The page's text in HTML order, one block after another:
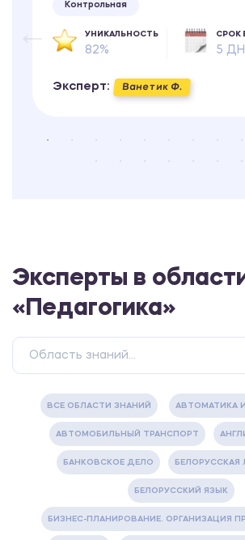
Контрольная
УНИКАЛЬНОСТЬ
82%
СРОК
5
Эксперт: Ванетик Ф.
Эксперты в
«Педагогика»
ВСЕ ОБЛАСТИ ЗНАНИЙ АВТОМАТИКА
АВТОМОБИЛЬНЫЙ ТРАНСПОРТ
БАНКОВСКОЕ ДЕЛО БЕЛОРУССКАЯ
БЕЛОРУССКИЙ ЯЗЫК
БИЗНЕС-ПЛАНИРОВАНИЕ. ОРГАНИЗАЦИЯ